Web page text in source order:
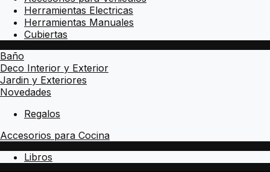
Herramientas Electricas
Herramientas Manuales
Cubiertas
Baño
Deco Interior y Exterior
Jardin y Exteriores
Novedades
Regalos
Accesorios para Cocina
Libros